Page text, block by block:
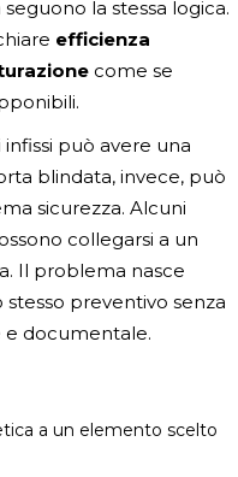
la stessa logica.
efficienza
come se
può avere una
blindata, invece, può
sicurezza. Alcuni
collegarsi a un
Il problema nasce
preventivo senza
e documentale.
a un elemento scelto